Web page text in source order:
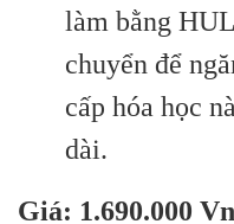
làm bằng
chuyển để
cấp hóa học
dài.
Giá: 1.690.000